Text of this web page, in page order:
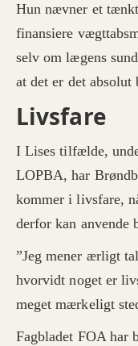
Hun nævner et
finansiere
selv om lægens
at det er det absolut
Livsfare
I Lises tilfælde,
LOPBA, har
kommer i livsfare,
derfor kan
”Jeg mener ærligt
hvorvidt noget er
meget mærkeligt
Fagbladet FOA har